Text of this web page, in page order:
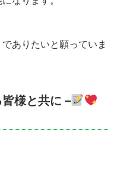
ありたいと願っていま
様と共に –